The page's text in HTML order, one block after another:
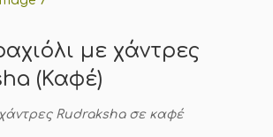
με χάντρες
(Καφέ)
Rudraksha σε καφέ